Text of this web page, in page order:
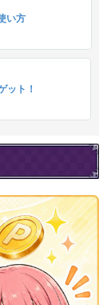
い方
ット！